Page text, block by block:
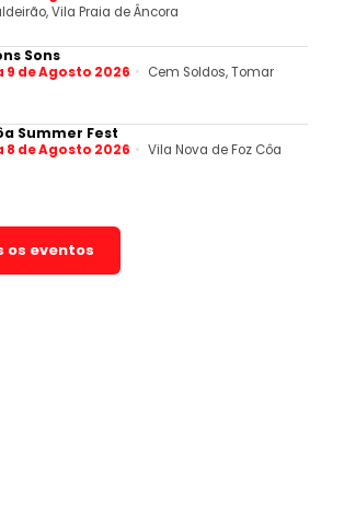
Vila Praia de Âncora
Sons
9 de Agosto 2026 Cem Soldos, Tomar
Summer Fest
8 de Agosto 2026 Vila Nova de Foz Côa
os eventos